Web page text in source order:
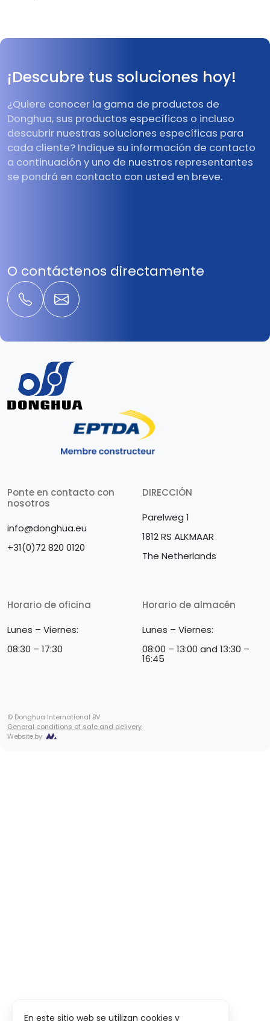
¡Descubre tus soluciones hoy!
¿Quiere conocer la gama de productos de
Donghua, sus productos específicos o incluso
descubrir nuestras soluciones específicas para
cada cliente? Indique su información de contacto
a continuación y uno de nuestros representantes
se pondrá en contacto con usted en breve.
O contáctenos directamente
Ponte en contacto con
nosotros
info@donghua.eu
+31(0)72 820 0120
DIRECCIÓN
Parelweg 1
1812 RS ALKMAAR
The Netherlands
Horario de oficina
Lunes – Viernes:
08:30 – 17:30
Horario de almacén
Lunes – Viernes:
08:00 – 13:00 and 13:30 –
16:45
© Donghua International BV
General conditions of sale and delivery
Website by
En este sitio web se utilizan cookies y